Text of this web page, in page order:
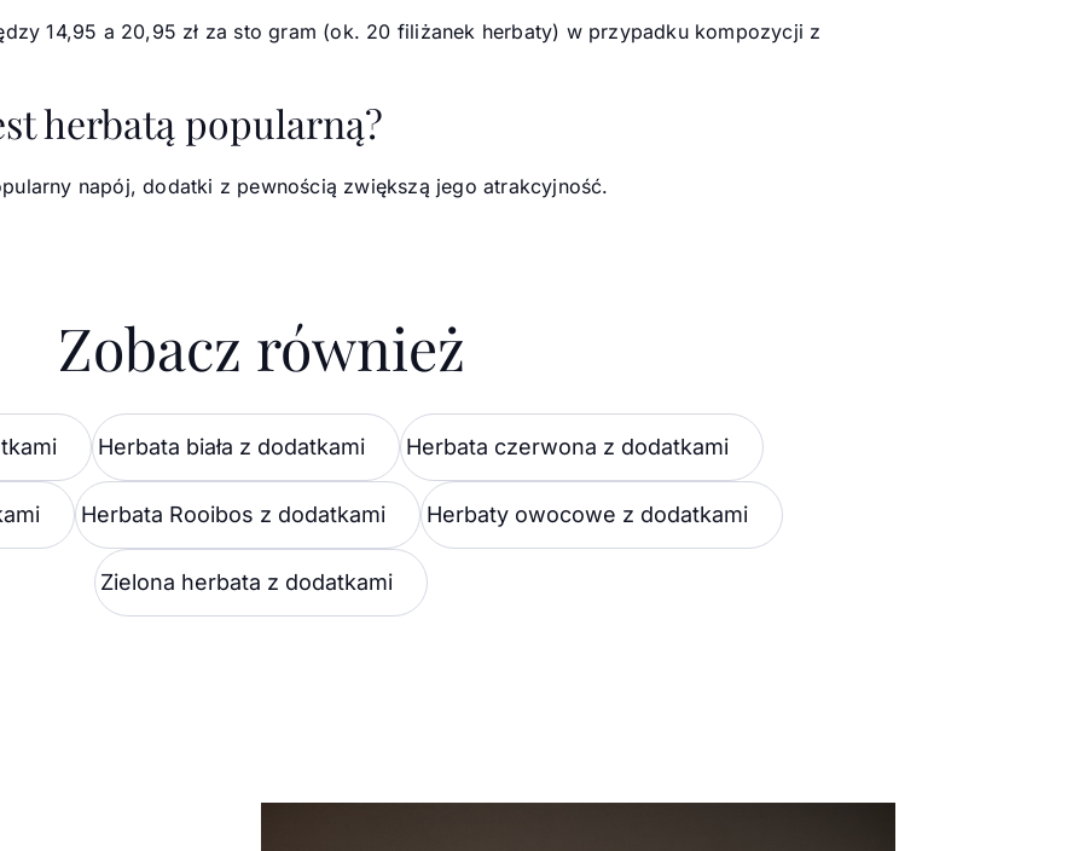
14,95 a 20,95 zł za sto gram (ok. 20 filiżanek herbaty) w przypadku kompozycji z
herbatą popularną?
napój, dodatki z pewnością zwiększą jego atrakcyjność.
Zobacz również
Herbata biała z dodatkami Herbata czerwona z dodatkami
Herbata Rooibos z dodatkami Herbaty owocowe z dodatkami
Zielona herbata z dodatkami